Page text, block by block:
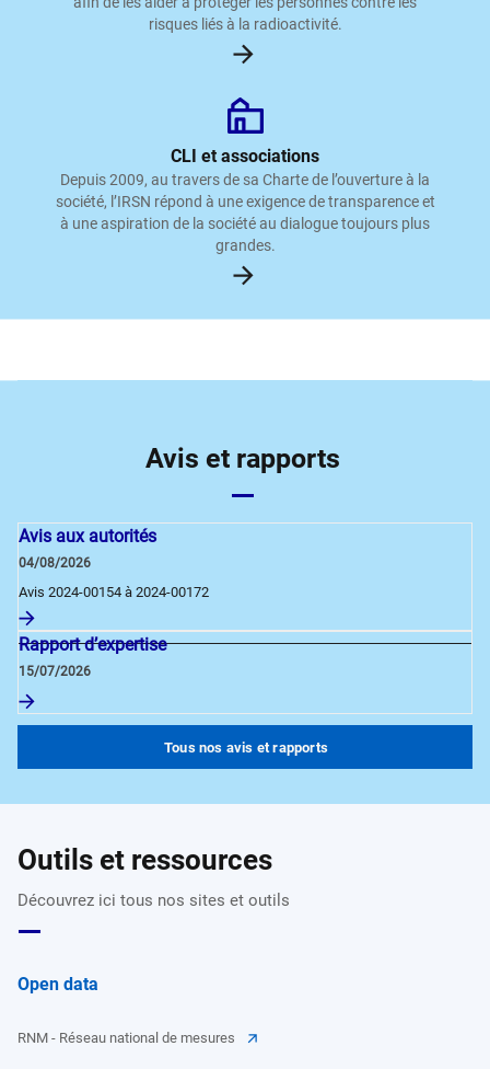
risques liés à la radioactivité.
CLI et associations
Depuis 2009, au travers de sa Charte de l’ouverture à la
société, l’IRSN répond à une exigence de transparence et
à une aspiration de la société au dialogue toujours plus
grandes.
Avis et rapports
Avis aux autorités
04/08/2026
Avis 2024-00154 à 2024-00172
Rapport d’expertise
15/07/2026
Tous nos avis et rapports
Outils et ressources
Découvrez ici tous nos sites et outils
Open data
RNM - Réseau national de mesures